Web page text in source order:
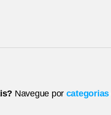
Navegue por categorias